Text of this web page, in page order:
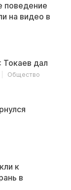
поведение
на видео в
Токаев дал
Общество
к
в